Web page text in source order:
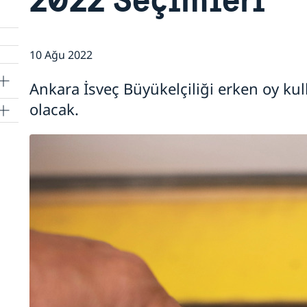
10 Ağu 2022
Ankara İsveç Büyükelçiliği erken oy
olacak.